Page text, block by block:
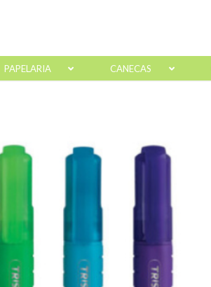
PAPELARIA CANECAS